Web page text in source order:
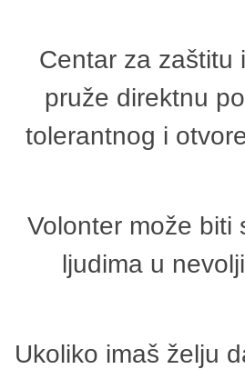
Centar za zaštitu
pruže direktnu
tolerantnog i
Volonter može biti
ljudima u
Ukoliko imaš želju